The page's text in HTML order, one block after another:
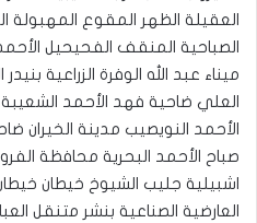
العقيلة الظهر المقوع المهبولة
الصباحية المنقف الفحيحيل
ميناء عبد الله الوفرة الزراعية
العلي ضاحية فهد الأحمد
الأحمد النويصيب مدينة الخيران
صباح الأحمد البحرية محافظة
اشبيلية جليب الشيوخ خيطان
العارضية الصناعية بنشر متنقل